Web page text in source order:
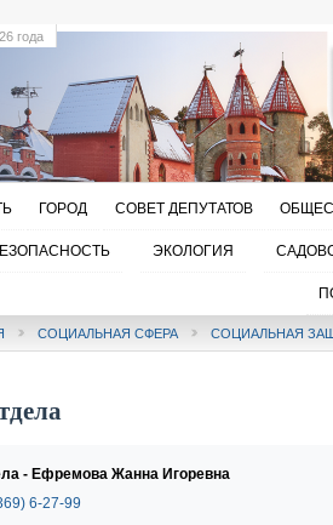
года
ГОРОД СОВЕТ ДЕПУТАТОВ
ЭКОЛОГИЯ
СОЦИАЛЬНАЯ СФЕРА СОЦИАЛЬНАЯ
- Ефремова Жанна Игоревна
6-27-99